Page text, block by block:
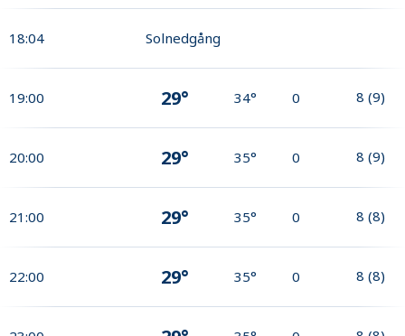
18:04 Solnedgång
19:00 29° 34° 0 8 (9)
20:00 29° 35° 0 8 (9)
21:00 29° 35° 0 8 (8)
22:00 29° 35° 0 8 (8)